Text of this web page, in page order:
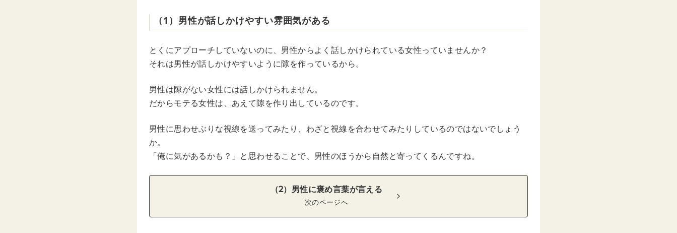
（1）男性が話しかけやすい雰囲気がある
とくにアプローチしていないのに、男性からよく話しかけられている女性っていませんか？
それは男性が話しかけやすいように隙を作っているから。
男性は隙がない女性には話しかけられません。
だからモテる女性は、あえて隙を作り出しているのです。
男性に思わせぶりな視線を送ってみたり、わざと視線を合わせてみたりしているのではないでしょう
か。
「俺に気があるかも？」と思わせることで、男性のほうから自然と寄ってくるんですね。
（2）男性に褒め言葉が言える
次のページへ